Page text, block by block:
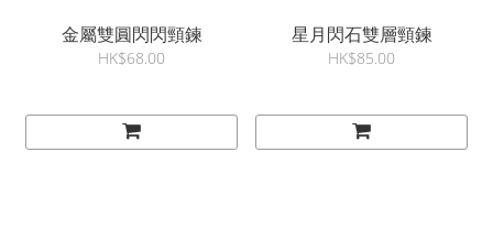
金屬雙圓閃閃頸鍊
HK$68.00
星月閃石雙層頸鍊
HK$85.00